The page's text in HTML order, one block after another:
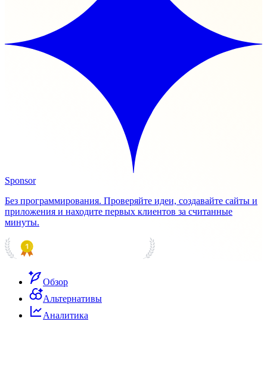
Sponsor
Без программирования. Проверяйте идеи, создавайте сайты и
приложения и находите первых клиентов за считанные
минуты.
Обзор
Альтернативы
Аналитика